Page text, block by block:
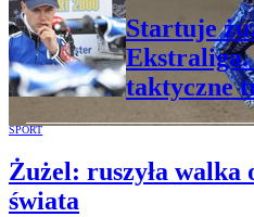
Startuje
Ekstraliga.
taktyczne
SPORT
Żużel: ruszyła walka
świata